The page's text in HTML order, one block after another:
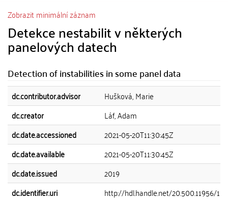
Zobrazit minimální záznam
Detekce nestabilit v některých
panelových datech
Detection of instabilities in some panel data
dc.contributor.advisor
Hušková, Marie
dc.creator
Láf, Adam
dc.date.accessioned
2021-05-20T11:30:45Z
dc.date.available
2021-05-20T11:30:45Z
dc.date.issued
2019
dc.identifier.uri
http://hdl.handle.net/20.500.11956/